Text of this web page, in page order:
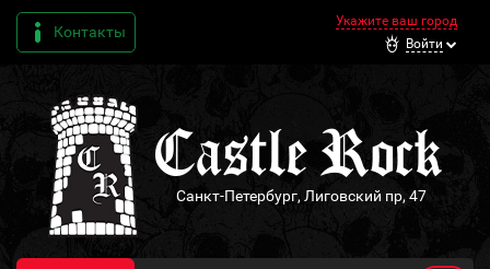
Контакты
Укажите ваш город
Войти
Санкт-Петербург, Лиговский пр, 47